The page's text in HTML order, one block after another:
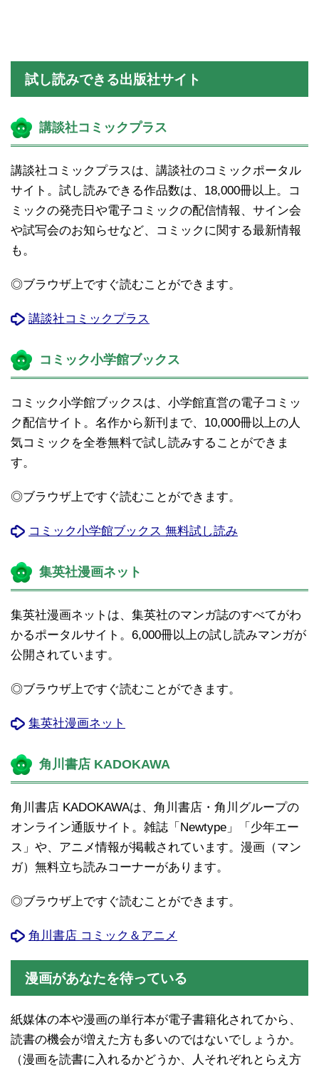
試し読みできる出版社サイト
講談社コミックプラス
講談社コミックプラスは、講談社のコミックポータル
サイト。試し読みできる作品数は、18,000冊以上。コ
ミックの発売日や電子コミックの配信情報、サイン会
や試写会のお知らせなど、コミックに関する最新情報
も。
◎ブラウザ上ですぐ読むことができます。
講談社コミックプラス
コミック小学館ブックス
コミック小学館ブックスは、小学館直営の電子コミッ
ク配信サイト。名作から新刊まで、10,000冊以上の人
気コミックを全巻無料で試し読みすることができま
す。
◎ブラウザ上ですぐ読むことができます。
コミック小学館ブックス 無料試し読み
集英社漫画ネット
集英社漫画ネットは、集英社のマンガ誌のすべてがわ
かるポータルサイト。6,000冊以上の試し読みマンガが
公開されています。
◎ブラウザ上ですぐ読むことができます。
集英社漫画ネット
角川書店 KADOKAWA
角川書店 KADOKAWAは、角川書店・角川グループの
オンライン通販サイト。雑誌「Newtype」「少年エー
ス」や、アニメ情報が掲載されています。漫画（マン
ガ）無料立ち読みコーナーがあります。
◎ブラウザ上ですぐ読むことができます。
角川書店 コミック＆アニメ
漫画があなたを待っている
紙媒体の本や漫画の単行本が電子書籍化されてから、
読書の機会が増えた方も多いのではないでしょうか。
（漫画を読書に入れるかどうか、人それぞれとらえ方